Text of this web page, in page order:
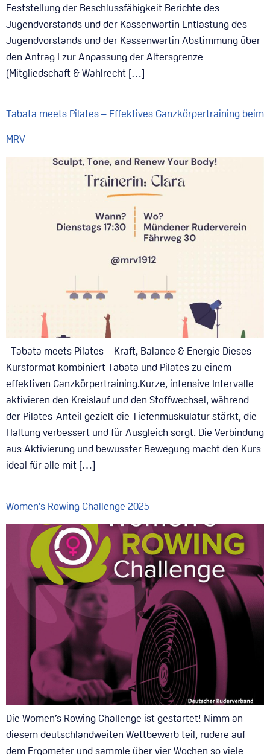
Feststellung der Beschlussfähigkeit Berichte des
Jugendvorstands und der Kassenwartin Entlastung des
Jugendvorstands und der Kassenwartin Abstimmung über
den Antrag I zur Anpassung der Altersgrenze
(Mitgliedschaft & Wahlrecht […]
Tabata meets Pilates – Effektives Ganzkörpertraining beim
MRV
Tabata meets Pilates – Kraft, Balance & Energie Dieses
Kursformat kombiniert Tabata und Pilates zu einem
effektiven Ganzkörpertraining.Kurze, intensive Intervalle
aktivieren den Kreislauf und den Stoffwechsel, während
der Pilates-Anteil gezielt die Tiefenmuskulatur stärkt, die
Haltung verbessert und für Ausgleich sorgt. Die Verbindung
aus Aktivierung und bewusster Bewegung macht den Kurs
ideal für alle mit […]
Women’s Rowing Challenge 2025
Die Women’s Rowing Challenge ist gestartet! Nimm an
diesem deutschlandweiten Wettbewerb teil, rudere auf
dem Ergometer und sammle über vier Wochen so viele